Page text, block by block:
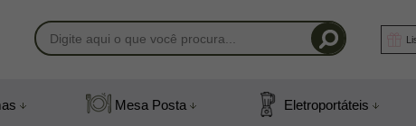
991831408
Mesa Posta Eletroportáteis